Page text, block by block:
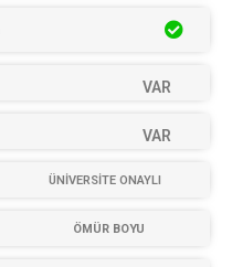
VAR
VAR
ÜNİVERSİTE ONAYLI
ÖMÜR BOYU